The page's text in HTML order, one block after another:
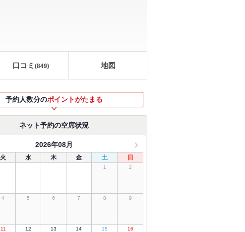
口コミ (849) 地図
予約人数分のポイントがたまる
ネット予約の空席状況
2026年08月
火 水 木 金 土 日
1 2
4 5 6 7 8 9
11 12 13 14 15 16